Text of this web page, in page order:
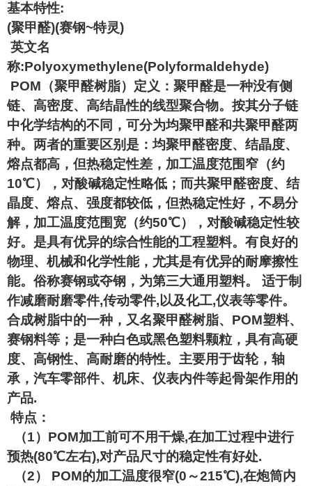
基本特性:
(聚甲醛)(赛钢~特灵)
英文名
称:Polyoxymethylene(Polyformaldehyde)
POM（聚甲醛树脂）定义：聚甲醛是一种没有侧
链、高密度、高结晶性的线型聚合物。按其分子链
中化学结构的不同，可分为均聚甲醛和共聚甲醛两
种。两者的重要区别是：均聚甲醛密度、结晶度、
熔点都高，但热稳定性差，加工温度范围窄（约
10℃），对酸碱稳定性略低；而共聚甲醛密度、结
晶度、熔点、强度都较低，但热稳定性好，不易分
解，加工温度范围宽（约50℃），对酸碱稳定性较
好。是具有优异的综合性能的工程塑料。有良好的
物理、机械和化学性能，尤其是有优异的耐摩擦性
能。俗称赛钢或夺钢，为第三大通用塑料。 适于制
作减磨耐磨零件,传动零件,以及化工,仪表等零件。
合成树脂中的一种，又名聚甲醛树脂、POM塑料、
赛钢料等；是一种白色或黑色塑料颗粒，具有高硬
度、高钢性、高耐磨的特性。主要用于齿轮，轴
承，汽车零部件、机床、仪表内件等起骨架作用的
产品.
特点：
（1）POM加工前可不用干燥,在加工过程中进行
预热(80℃左右),对产品尺寸的稳定性有好处.
（2） POM的加工温度很窄(0～215℃),在炮筒内